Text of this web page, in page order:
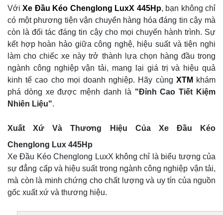
VớiXe Đầu Kéo Chenglong LuxX 445Hp, bạn không chỉ
có một phương tiện vận chuyển hàng hóa đáng tin cậy mà
còn là đối tác đáng tin cậy cho mọi chuyến hành trình. Sự
kết hợp hoàn hảo giữa công nghệ, hiệu suất và tiện nghi
làm cho chiếc xe này trở thành lựa chọn hàng đầu trong
ngành công nghiệp vận tải, mang lại giá trị và hiệu quả
kinh tế cao cho mọi doanh nghiệp. Hãy cùng XTM khám
phá dòng xe được mệnh danh là "Đỉnh Cao Tiết Kiệm
Nhiên Liệu".
Xuất Xứ Và Thương Hiệu Của Xe Đầu Kéo
Chenglong Lux 445Hp
Xe Đầu Kéo Chenglong LuxX không chỉ là biểu tượng của
sự đẳng cấp và hiệu suất trong ngành công nghiệp vận tải,
mà còn là minh chứng cho chất lượng và uy tín của nguồn
gốc xuất xứ và thương hiệu.